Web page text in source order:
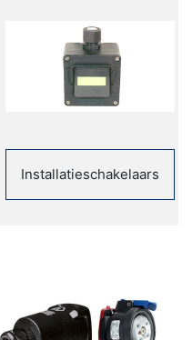
Installatieschakelaars